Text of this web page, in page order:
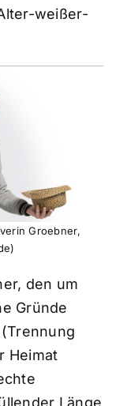
weißer-
Groebner,
den um
Gründe
Heimat
Länge